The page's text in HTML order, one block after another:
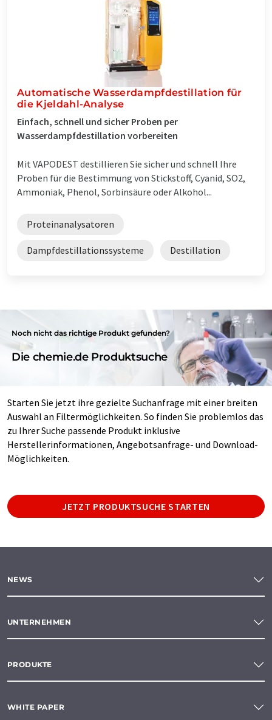
Automatische Wasserdampfdestillation für
die Kjeldahl-Analyse
Einfach, schnell und sicher Proben per
Wasserdampfdestillation vorbereiten
Mit VAPODEST destillieren Sie sicher und schnell Ihre
Proben für die Bestimmung von Stickstoff, Cyanid, SO2,
Ammoniak, Phenol, Sorbinsäure oder Alkohol...
Proteinanalysatoren
Dampfdestillationssysteme Destillation
Noch nicht das richtige Produkt gefunden?
Die chemie.de Produktsuche
Starten Sie jetzt ihre gezielte Suchanfrage mit einer breiten
Auswahl an Filtermöglichkeiten. So finden Sie problemlos das
zu Ihrer Suche passende Produkt inklusive
Herstellerinformationen, Angebotsanfrage- und Download-
Möglichkeiten.
JETZT PRODUKTSUCHE STARTEN
NEWS
UNTERNEHMEN
PRODUKTE
WHITE PAPER